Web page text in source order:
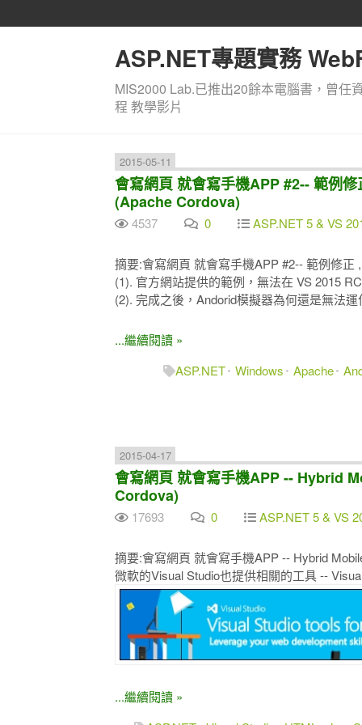
ASP.NET專題實務
MIS2000 Lab.已推出20餘本電腦書，曾任
程 教學影片
2015-05-11
會寫網頁 就會寫手機APP #2-- 範例
(Apache Cordova)
4537 0 ASP.NET 5 & VS
摘要:會寫網頁 就會寫手機APP #2-- 範例修正
(1). 官方網站提供的範例，無法在 VS 2015
(2). 完成之後，Andorid模擬器為何還是無法運
...繼續閱讀 »
ASP.NET Windows Apache
2015-04-17
會寫網頁 就會寫手機APP -- Hybrid
Cordova)
17693 0 ASP.NET 5 & VS
摘要:會寫網頁 就會寫手機APP -- Hybrid
微軟的Visual Studio也提供相關的工具 --
...繼續閱讀 »